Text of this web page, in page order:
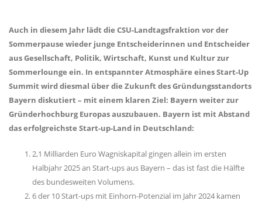
Auch in diesem Jahr lädt die CSU-Landtagsfraktion vor der
Sommerpause wieder junge Entscheiderinnen und Entscheider
aus Gesellschaft, Politik, Wirtschaft, Kunst und Kultur zur
Sommerlounge ein. In entspannter Atmosphäre eines Start-Up
Summit wird diesmal über die Zukunft des Gründungsstandorts
Bayern diskutiert – mit einem klaren Ziel: Bayern weiter zur
Gründerhochburg Europas auszubauen. Bayern ist mit Abstand
das erfolgreichste Start-up-Land in Deutschland:
2,1 Milliarden Euro Wagniskapital gingen allein im ersten
Halbjahr 2025 an Start-ups aus Bayern – das ist fast die Hälfte
des bundesweiten Volumens.
6 der 10 Start-ups mit Einhorn-Potenzial im Jahr 2024 kamen